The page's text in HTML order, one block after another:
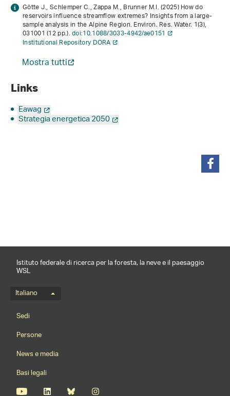
Götte J., Schlemper C., Zappa M., Brunner M.I. (2025) How do
reservoirs influence streamflow extremes? Insights from a large-
sample analysis in the Alpine Region. Environ. Res. Water. 1(3),
031001 (12 pp.).doi:10.1088/3033-4942/ae0151
Institutional Repository DORA
Mostra tutti
Links
Eawag
Strategia energetica 2050
Istituto federale di ricerca per la foresta, la neve e il paesaggio
WSL
Menu della lingua
Italiano
Footernavigation
Sedi
Persone
News e media
Basi legali